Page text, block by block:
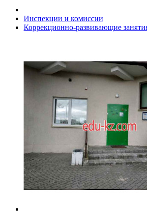
Инспекции и комиссии
Коррекционно-развивающие